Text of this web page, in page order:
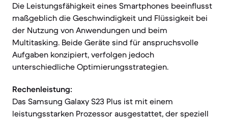
Die Leistungsfähigkeit eines Smartphones beeinflusst
maßgeblich die Geschwindigkeit und Flüssigkeit bei
der Nutzung von Anwendungen und beim
Multitasking. Beide Geräte sind für anspruchsvolle
Aufgaben konzipiert, verfolgen jedoch
unterschiedliche Optimierungsstrategien.
Rechenleistung:
Das Samsung Galaxy S23 Plus ist mit einem
leistungsstarken Prozessor ausgestattet, der speziell